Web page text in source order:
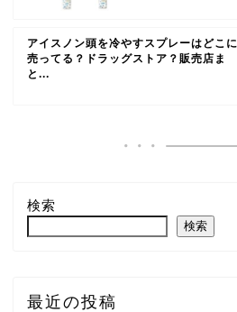
アイスノン頭を冷やすスプレーはどこに
売ってる？ドラッグストア？販売店ま
と...
検索
検索
最近の投稿